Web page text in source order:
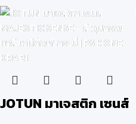
JOTUN มาเจสติก เซนส์